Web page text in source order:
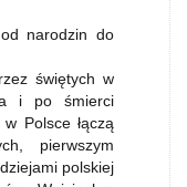
narodzin do
świętych w
i po śmierci
Polsce łączą
pierwszym
polskiej